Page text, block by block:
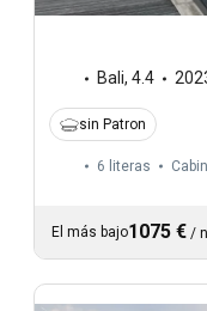
Bali, 4.4
sin Patron
6 literas
El más bajo1075 € /